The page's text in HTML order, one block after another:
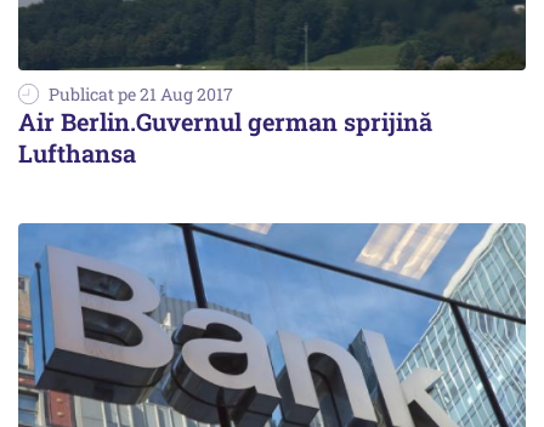
Publicat pe 21 Aug 2017
Air Berlin.Guvernul german sprijină
Lufthansa